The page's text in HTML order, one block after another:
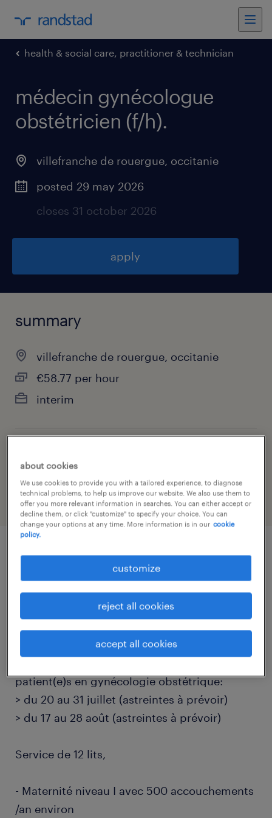
health & social care, practitioner & technician
médecin gynécologue
obstétricien (f/h).
villefranche de rouergue, occitanie
posted 29 may 2026
closes 31 october 2026
apply
summary
villefranche de rouergue, occitanie
€58.77 per hour
interim
descriptif du poste
En rejoignant le CH de La Chartreuse, vous
patient(e)s en gynécologie obstétrique:
> du 20 au 31 juillet (astreintes à prévoir)
> du 17 au 28 août (astreintes à prévoir)
Service de 12 lits,
- Maternité niveau I avec 500 accouchements
/an environ
about cookies
We use cookies to provide you with a tailored experience, to diagnose
technical problems, to help us improve our website. We also use them to
offer you more relevant information in searches. You can either accept or
decline them, or click "customize" to specify your choice. You can
change your options at any time. More information is in our cookie
policy.
customize
reject all cookies
accept all cookies